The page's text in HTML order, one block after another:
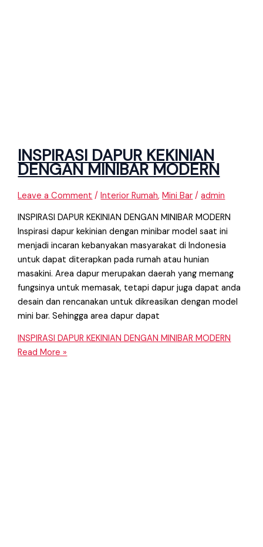
INSPIRASI DAPUR KEKINIAN
DENGAN MINIBAR MODERN
Leave a Comment /Interior Rumah,Mini Bar /admin
INSPIRASI DAPUR KEKINIAN DENGAN MINIBAR MODERN
Inspirasi dapur kekinian dengan minibar model saat ini
menjadi incaran kebanyakan masyarakat di Indonesia
untuk dapat diterapkan pada rumah atau hunian
masakini. Area dapur merupakan daerah yang memang
fungsinya untuk memasak, tetapi dapur juga dapat anda
desain dan rencanakan untuk dikreasikan dengan model
mini bar. Sehingga area dapur dapat
INSPIRASI DAPUR KEKINIAN DENGAN MINIBAR MODERN
Read More »